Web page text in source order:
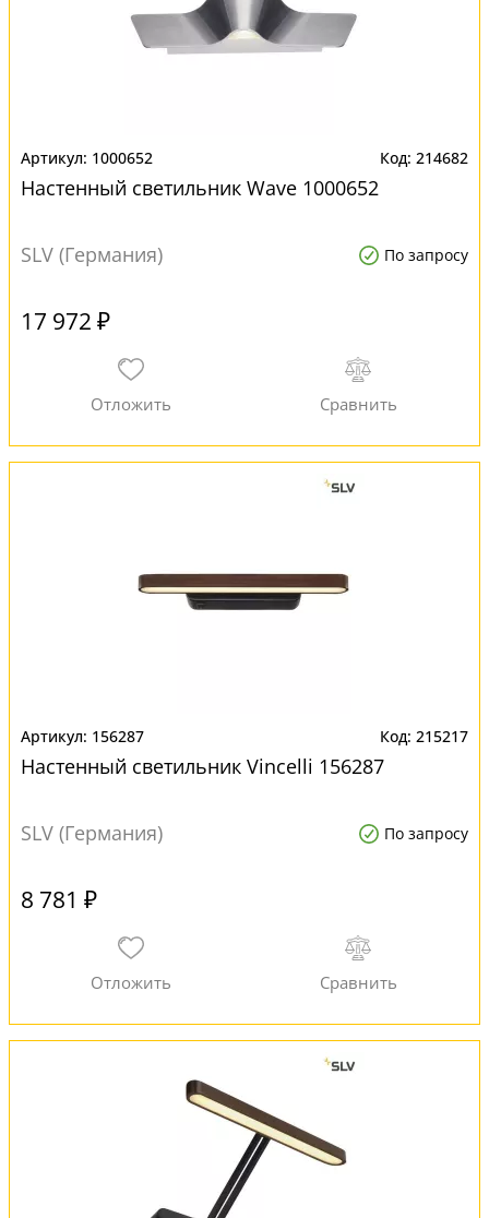
1000652 214682
Настенный светильник Wave 1000652
SLV (Германия) По запросу
17 972 ₽
156287 215217
Настенный светильник Vincelli 156287
SLV (Германия) По запросу
8 781 ₽